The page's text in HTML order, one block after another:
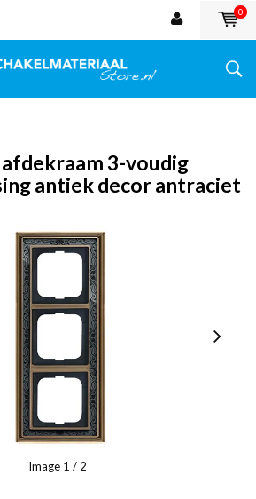
0
3-voudig
antiek decor antraciet
Image 1 / 2